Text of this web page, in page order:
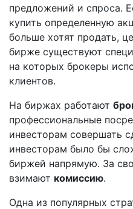
предложений и спроса.
купить определенную
больше хотят продать,
бирже существуют
на которых брокеры
клиентов.
На биржах работают
профессиональные
инвесторам совершать
инвесторам было бы
биржей напрямую. За
взимают комиссию.
Одна из популярных